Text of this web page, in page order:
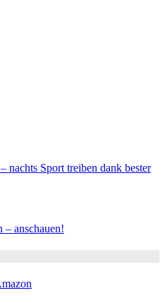
Sport treiben dank bester
– anschauen!